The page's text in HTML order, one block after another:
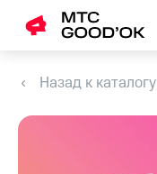
Назад к каталогу